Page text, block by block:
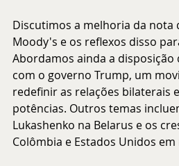
Discutimos a melhoria da nota
Moody's e os reflexos disso
Abordamos ainda a disposição
com o governo Trump, um
redefinir as relações bilaterais
potências. Outros temas
Lukashenko na Belarus e os
Colômbia e Estados Unidos